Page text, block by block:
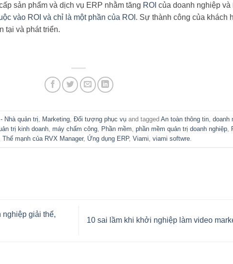
sản phẩm và dịch vụ ERP nhằm tăng ROI của doanh nghiệp và
vào ROI và chỉ là một phần của ROI . Sự thành công của khách
tại và phát triển.
Nhà quản trị Marketing ,Đối tượng phục vụ and taggedAn toàn thông tin ,doanh
trị kinh doanh, máy chấm công, Phần mềm phần mềm quản trị doanh nghiệp,
,Thế mạnh của RVX Manager, Ứng dụng ERP,Viami ,viami softwre
nghiệp giải thể,
10 sai lầm khi khởi nghiệp làm video